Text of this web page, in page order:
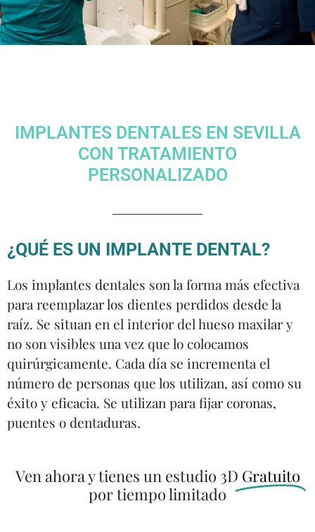
IMPLANTES DENTALES EN SEVILLA
CON TRATAMIENTO
PERSONALIZADO
¿QUÉ ES UN IMPLANTE DENTAL?
Los implantes dentales son la forma más efectiva
para reemplazar los dientes perdidos desde la
raíz. Se situan en el interior del hueso maxilar y
no son visibles una vez que lo colocamos
quirúrgicamente. Cada día se incrementa el
número de personas que los utilizan, así como su
éxito y eficacia. Se utilizan para fijar coronas,
puentes o dentaduras.
Ven ahora y tienes un estudio 3D Gratuito
por tiempo limitado